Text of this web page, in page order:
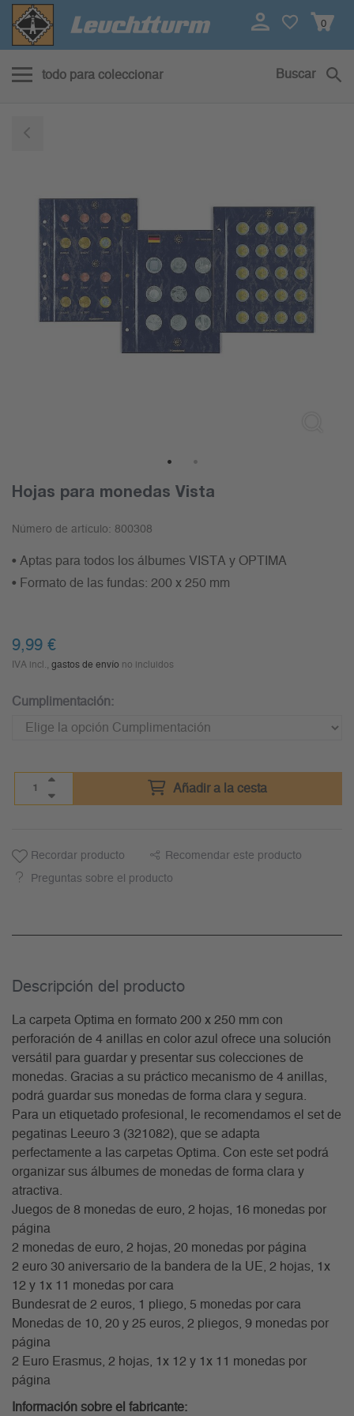
0
todo para coleccionar Buscar
Hojas para monedas Vista
Número de artículo: 800308
• Aptas para todos los álbumes VISTA y OPTIMA
• Formato de las fundas: 200 x 250 mm
9,99 €
IVA incl., gastos de envío no incluidos
Cumplimentación:
Añadir a la cesta
Recordar producto Recomendar este producto
Preguntas sobre el producto
Descripción del producto
La carpeta Optima en formato 200 x 250 mm con
perforación de 4 anillas en color azul ofrece una solución
versátil para guardar y presentar sus colecciones de
monedas. Gracias a su práctico mecanismo de 4 anillas,
podrá guardar sus monedas de forma clara y segura.
Para un etiquetado profesional, le recomendamos el set de
pegatinas Leeuro 3 (321082), que se adapta
perfectamente a las carpetas Optima. Con este set podrá
organizar sus álbumes de monedas de forma clara y
atractiva.
Juegos de 8 monedas de euro, 2 hojas, 16 monedas por
página
2 monedas de euro, 2 hojas, 20 monedas por página
2 euro 30 aniversario de la bandera de la UE, 2 hojas, 1x
12 y 1x 11 monedas por cara
Bundesrat de 2 euros, 1 pliego, 5 monedas por cara
Monedas de 10, 20 y 25 euros, 2 pliegos, 9 monedas por
página
2 Euro Erasmus, 2 hojas, 1x 12 y 1x 11 monedas por
página
Información sobre el fabricante: